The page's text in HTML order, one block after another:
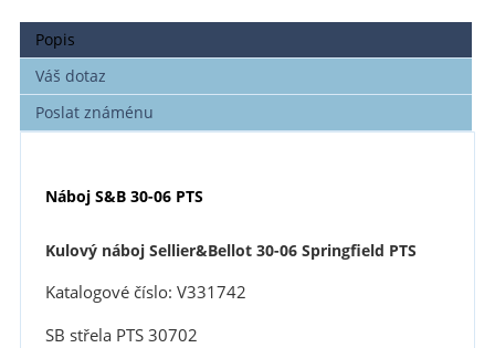
Popis
Váš dotaz
Poslat známénu
Náboj S&B 30-06 PTS
Kulový náboj Sellier&Bellot 30-06 Springfield PTS
Katalogové číslo: V331742
SB střela PTS 30702